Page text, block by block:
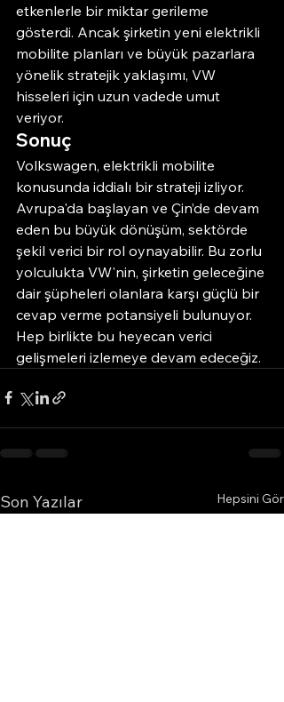
etkenlerle bir miktar gerileme
gösterdi. Ancak şirketin yeni elektrikli
mobilite planları ve büyük pazarlara
yönelik stratejik yaklaşımı, VW
hisseleri için uzun vadede umut
veriyor.
Sonuç
Volkswagen, elektrikli mobilite
konusunda iddialı bir strateji izliyor.
Avrupa'da başlayan ve Çin’de devam
eden bu büyük dönüşüm, sektörde
şekil verici bir rol oynayabilir. Bu zorlu
yolculukta VW'nin, şirketin geleceğine
dair şüpheleri olanlara karşı güçlü bir
cevap verme potansiyeli bulunuyor.
Hep birlikte bu heyecan verici
gelişmeleri izlemeye devam edeceğiz.
Son Yazılar Hepsini Gör